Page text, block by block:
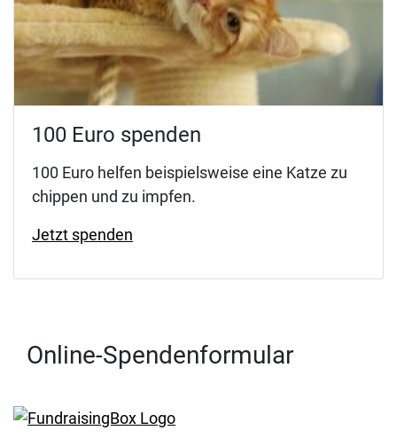
100 Euro spenden
100 Euro helfen beispielsweise eine Katze zu
chippen und zu impfen.
Jetzt spenden
Online-Spendenformular